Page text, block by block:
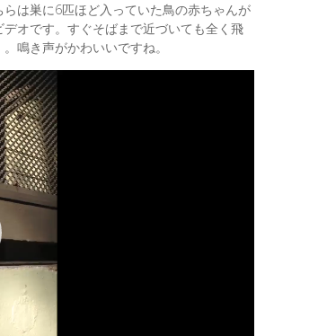
は巣に6匹ほど入っていた鳥の赤ちゃんが
オです。すぐそばまで近づいても全く飛
鳴き声がかわいいですね。